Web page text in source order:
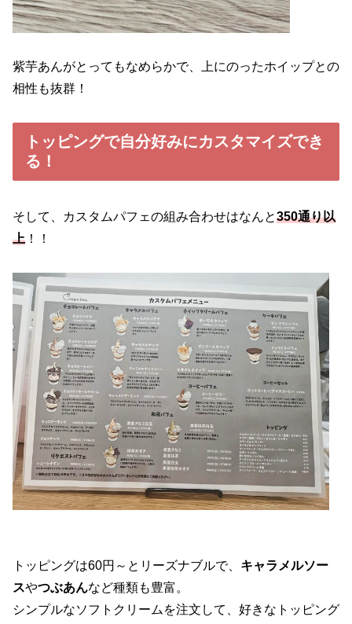
紫芋あんがとってもなめらかで、上にのったホイップとの
相性も抜群！
トッピングで自分好みにカスタマイズでき
る！
そして、カスタムパフェの組み合わせはなんと350通り以
上 ！！
トッピングは60円～とリーズナブルで、 キャラメルソー
スやつぶあんなど種類も豊富。
シンプルなソフトクリームを注文して、好きなトッピング